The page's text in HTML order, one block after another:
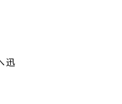
迅